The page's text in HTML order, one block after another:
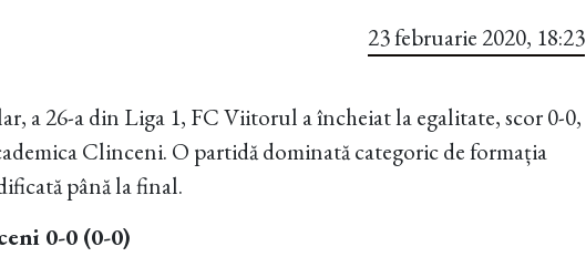
23 februarie 2020, 18:23
a 26-a din Liga 1, FC Viitorul a încheiat la egalitate, scor 0-0,
Clinceni. O partidă dominată categoric de formația
până la final.
0-0 (0-0)